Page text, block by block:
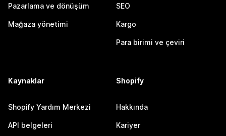
Pazarlama ve dönüşüm
Mağaza yönetimi
SEO
Kargo
Para birimi ve çeviri
Kaynaklar
Shopify Yardım Merkezi
API belgeleri
Shopify
Hakkında
Kariyer